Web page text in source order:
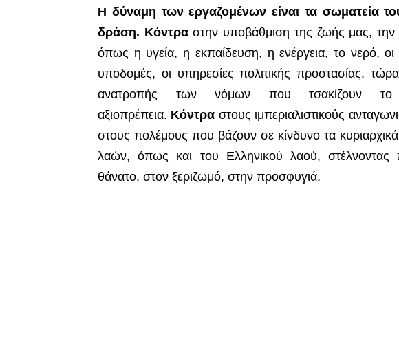
Η δύναμη των εργαζομένων είναι τα σωματεία
δράση. Κόντρα στην υποβάθμιση της ζωής μας,
όπως η υγεία, η εκπαίδευση, η ενέργεια, το νερό,
υποδομές, οι υπηρεσίες πολιτικής προστασίας, τώρα
ανατροπής των νόμων που τσακίζουν
αξιοπρέπεια. Κόντρα στους ιμπεριαλιστικούς
στους πολέμους που βάζουν σε κίνδυνο τα
λαών, όπως και του Ελληνικού λαού, στέλνοντας
θάνατο, στον ξεριζωμό, στην προσφυγιά.